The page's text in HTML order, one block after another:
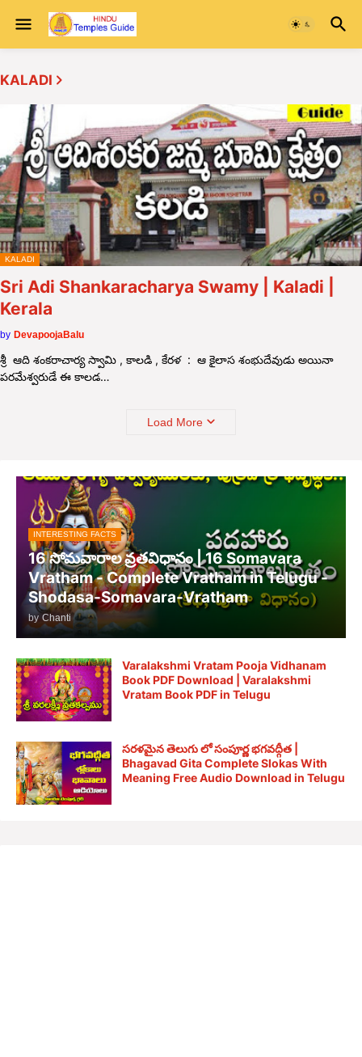
KALADI
KALADI
Sri Adi Shankaracharya Swamy | Kaladi |
Kerala
by DevapoojaBalu
శ్రీ ఆది శంకరాచార్య స్వామి , కాలడి , కేరళ : ఆ కైలాస శంభుదేవుడు అయినా
పరమేశ్వరుడే ఈ కాలడ…
Load More
INTERESTING FACTS
16 సోమవారాల వ్రతవిధానం | 16 Somavara
Vratham - Complete Vratham in Telugu -
Shodasa-Somavara-Vratham
by Chanti
Varalakshmi Vratam Pooja Vidhanam
Book PDF Download | Varalakshmi
Vratam Book PDF in Telugu
సరళమైన తెలుగు లో సంపూర్ణ భగవద్గీత |
Bhagavad Gita Complete Slokas With
Meaning Free Audio Download in Telugu